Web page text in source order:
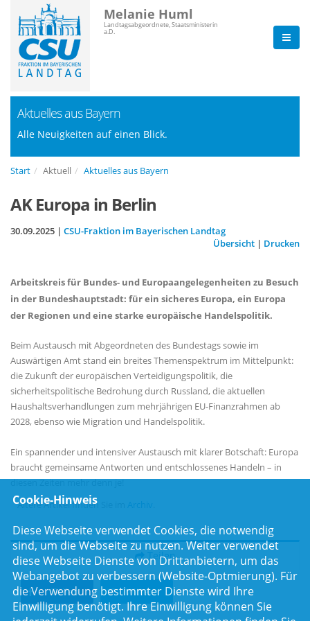
Melanie Huml
Landtagsabgeordnete, Staatsministerin
a.D.
Aktuelles aus Bayern
Alle Neuigkeiten auf einen Blick.
Start Aktuell Aktuelles aus Bayern
AK Europa in Berlin
30.09.2025 | CSU-Fraktion im Bayerischen Landtag
Übersicht | Drucken
Arbeitskreis für Bundes- und Europaangelegenheiten zu Besuch
in der Bundeshauptstadt: für ein sicheres Europa, ein Europa
der Regionen und eine starke europäische Handelspolitik.
Beim Austausch mit Abgeordneten des Bundestags sowie im
Auswärtigen Amt stand ein breites Themenspektrum im Mittelpunkt:
die Zukunft der europäischen Verteidigungspolitik, die
sicherheitspolitische Bedrohung durch Russland, die aktuellen
Haushaltsverhandlungen zum mehrjährigen EU-Finanzrahmen ab
2028, ebenso wie Migration und Handelspolitik.
Ein spannender und intensiver Austausch mit klarer Botschaft: Europa
braucht gemeinsame Antworten und entschlossenes Handeln – in
diesen Zeiten mehr denn je!
Ältere Artikel finden Sie im
Archiv
Teilen
Teilen Twittern
Cookie-Hinweis
Diese Webseite verwendet Cookies, die notwendig
sind, um die Webseite zu nutzen. Weiter verwendet
diese Webseite Dienste von Drittanbietern, um das
Webangebot zu verbessern (Website-Optmierung). Für
die Verwendung bestimmter Dienste wird Ihre
Einwilligung benötigt. Ihre Einwilligung können Sie